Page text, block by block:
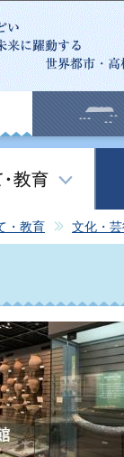
・教育 文化・